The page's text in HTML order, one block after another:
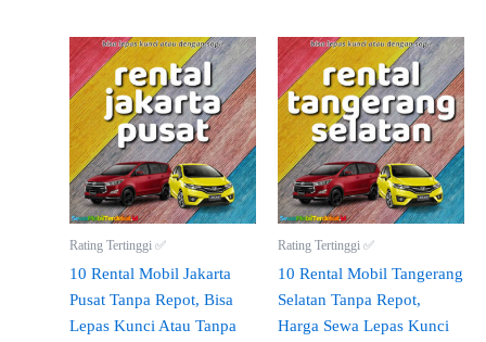
Rating Tertinggi ✅
10 Rental Mobil Jakarta
Pusat Tanpa Repot, Bisa
Lepas Kunci Atau Tanpa
Rating Tertinggi ✅
10 Rental Mobil Tangerang
Selatan Tanpa Repot,
Harga Sewa Lepas Kunci